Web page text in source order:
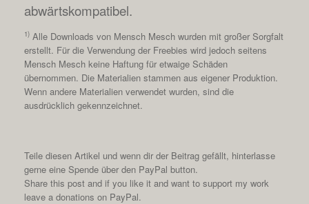
abwärtskompatibel.
1) Alle Downloads von Mensch Mesch wurden mit großer Sorgfalt
erstellt. Für die Verwendung der Freebies wird jedoch seitens
Mensch Mesch keine Haftung für etwaige Schäden
übernommen. Die Materialien stammen aus eigener Produktion.
Wenn andere Materialien verwendet wurden, sind die
ausdrücklich gekennzeichnet.
Teile diesen Artikel und wenn dir der Beitrag gefällt, hinterlasse
gerne eine Spende über den PayPal button.
Share this post and if you like it and want to support my work
leave a donations on PayPal.